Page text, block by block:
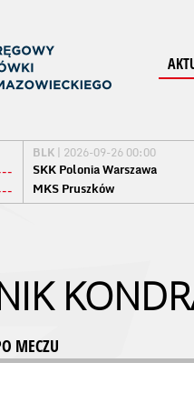
BLK | 2026-09-26 00:00
SKK Polonia Warszawa
MKS Pruszków
MECZU